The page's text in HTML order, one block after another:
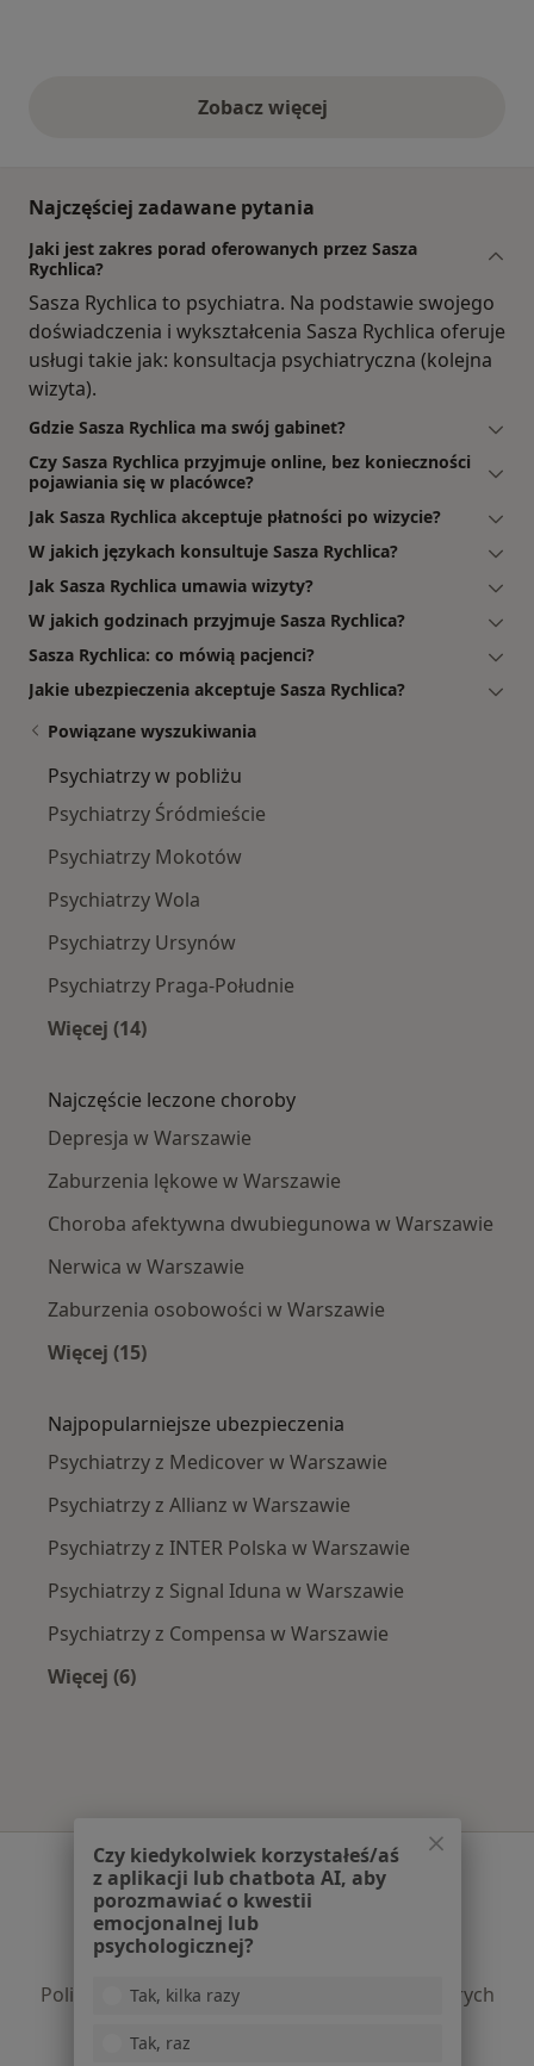
Zobacz więcejopinie powyżej
Najczęściej zadawane pytania
Jaki jest zakres porad oferowanych przez Sasza
Rychlica?
Sasza Rychlica to psychiatra. Na podstawie swojego
doświadczenia i wykształcenia Sasza Rychlica oferuje
usługi takie jak: konsultacja psychiatryczna (kolejna
wizyta).
Gdzie Sasza Rychlica ma swój gabinet?
Czy Sasza Rychlica przyjmuje online, bez konieczności
pojawiania się w placówce?
Jak Sasza Rychlica akceptuje płatności po wizycie?
W jakich językach konsultuje Sasza Rychlica?
Jak Sasza Rychlica umawia wizyty?
W jakich godzinach przyjmuje Sasza Rychlica?
Sasza Rychlica: co mówią pacjenci?
Jakie ubezpieczenia akceptuje Sasza Rychlica?
Powiązane wyszukiwania
Psychiatrzy w pobliżu
Psychiatrzy Śródmieście
Psychiatrzy Mokotów
Psychiatrzy Wola
Psychiatrzy Ursynów
Psychiatrzy Praga-Południe
Więcej (14)
Najczęście leczone choroby
Depresja w Warszawie
Zaburzenia lękowe w Warszawie
Choroba afektywna dwubiegunowa w Warszawie
Nerwica w Warszawie
Zaburzenia osobowości w Warszawie
Więcej (15)
Najpopularniejsze ubezpieczenia
Psychiatrzy z Medicover w Warszawie
Psychiatrzy z Allianz w Warszawie
Psychiatrzy z INTER Polska w Warszawie
Psychiatrzy z Signal Iduna w Warszawie
Psychiatrzy z Compensa w Warszawie
Więcej (6)
Serwis
Regulamin
Polityka prywatności pacjentów
Polityka prywatności profesjonalistów
Polityka prywatności dla profesjonalistów, których
Czy kiedykolwiek korzystałeś/aś
z aplikacji lub chatbota AI, aby
porozmawiać o kwestii
emocjonalnej lub
psychologicznej?
Tak, kilka razy
Tak, raz